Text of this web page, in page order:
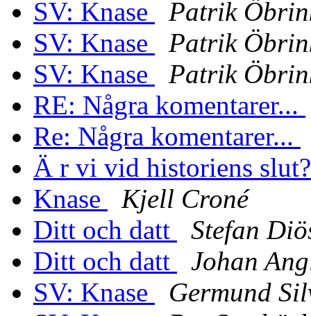
SV: Knase
Patrik
SV: Knase
Patrik
SV: Knase
Patrik
RE: Några komentarer...
Re: Några komentarer...
Ä r vi vid historiens
Knase
Kjell Croné
Ditt och datt
Stefan
Ditt och datt
Johan
SV: Knase
Germund